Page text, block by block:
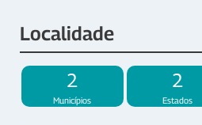
Localidade
2
Municípios
2
Estados